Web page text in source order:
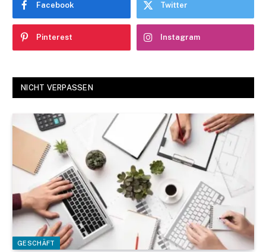
Facebook Twitter
Pinterest Instagram
NICHT VERPASSEN
GESCHÄFT